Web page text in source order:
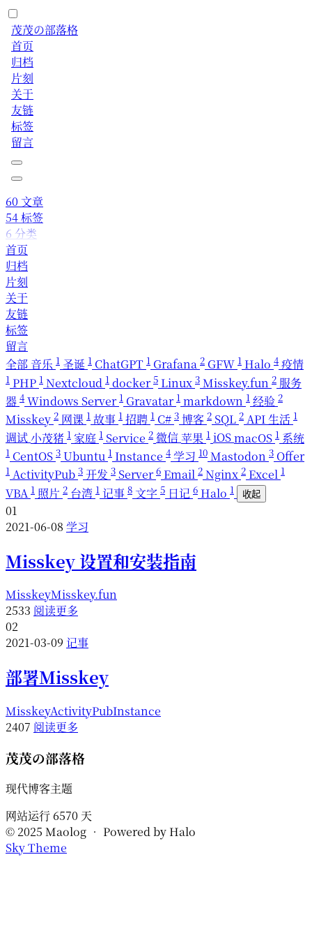
茂茂の部落格
首页
归档
片刻
关于
友链
标签
留言
60 文章
54标签
6 分类
首页
归档
片刻
关于
友链
标签
留言
全部 音乐 1 圣诞 1 ChatGPT 1 Grafana 2 GFW 1 Halo 4 疫情
1 PHP 1 Nextcloud 1 docker 5 Linux 3 Misskey.fun 2 服务
器 4 Windows Server 1 Gravatar 1 markdown 1 经验 2
Misskey 2 网课 1 故事 1 招聘 1 C# 3 博客 2 SQL 2 API生活 1
调试小茂猪 1 家庭 1 Service 2 微信苹果 1 iOSmacOS 1 系统
1 CentOS 3 Ubuntu 1 Instance 4 学习 10 Mastodon 3 Offer
1 ActivityPub 3 开发 3 Server 6 Email 2 Nginx 2 Excel 1
VBA 1 照片 2 台湾 1 记事 8 文字 5 日记 6 Halo 1 收起
01
2021-06-08 学习
Misskey 设置和安装指南
MisskeyMisskey.fun
2533 阅读更多
02
2021-03-09 记事
部署Misskey
MisskeyActivityPubInstance
2407 阅读更多
茂茂の部落格
现代博客主题
网站运行 6570 天
© 2025 Maolog • Powered by Halo
Sky Theme